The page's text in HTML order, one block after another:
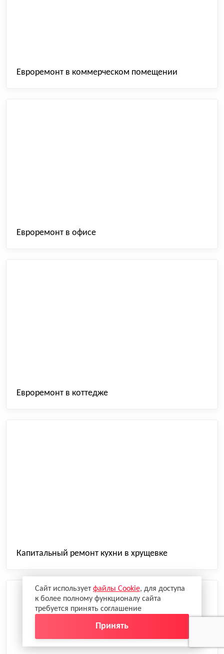
Евроремонт в коммерческом помещении
Евроремонт в офисе
Евроремонт в коттедже
Капитальный ремонт кухни в хрущевке
Сайт использует файлы Cookie, для доступа
к более полному функционалу сайта
требуется принять соглашение
Принять